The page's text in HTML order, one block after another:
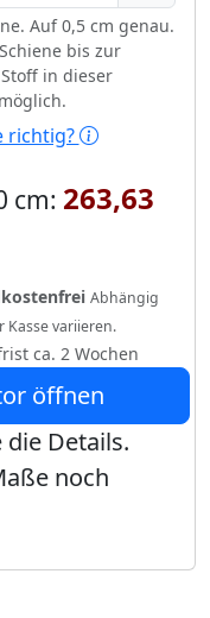
Auf 0,5 cm genau.
bis zur
in dieser
richtig?
cm: 263,63
Abhängig
Kasse variieren.
ca. 2 Wochen
öffnen
Details.
noch